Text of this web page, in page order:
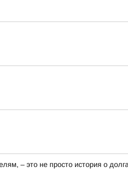
– это не просто история о